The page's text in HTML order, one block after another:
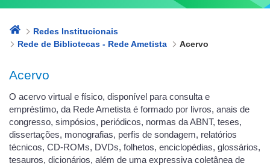
Redes Institucionais
Rede de Bibliotecas - Rede Ametista
Acervo
Acervo
O acervo virtual e físico, disponível para consulta e
empréstimo, da Rede Ametista é formado por livros, anais de
congresso, simpósios, periódicos, normas da ABNT, teses,
dissertações, monografias, perfis de sondagem, relatórios
técnicos, CD-ROMs, DVDs, folhetos, enciclopédias, glossários,
tesauros, dicionários, além de uma expressiva coletânea de